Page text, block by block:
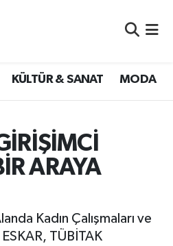
KÜLTÜR & SANAT MODA
ARAYA
Kadın Çalışmaları ve
TÜBİTAK
Haritası
ve Fikstür